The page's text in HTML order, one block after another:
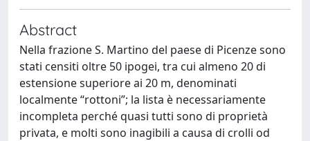
Abstract
Nella frazione S. Martino del paese di Picenze sono
stati censiti oltre 50 ipogei, tra cui almeno 20 di
estensione superiore ai 20 m, denominati
localmente “rottoni”; la lista è necessariamente
incompleta perché quasi tutti sono di proprietà
privata, e molti sono inagibili a causa di crolli od